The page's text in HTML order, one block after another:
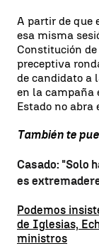
A partir de que
esa misma
Constitución
preceptiva
de candidato a
en la campaña
Estado no abra
También te
Casado: "Solo
es
Podemos
de Iglesias,
ministros